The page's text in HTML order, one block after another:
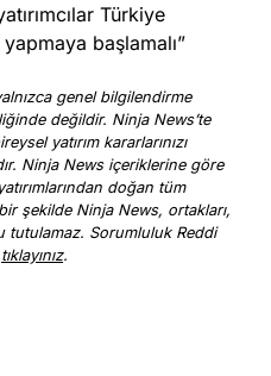
Türkiye
başlamalı”
genel bilgilendirme
değildir. Ninja News’te
yatırım kararlarınızı
Ninja News içeriklerine göre
doğan tüm
şekilde Ninja News, ortakları,
tutulamaz. Sorumluluk Reddi
tıklayınız.